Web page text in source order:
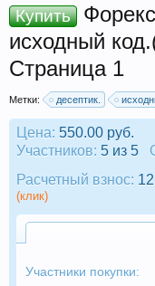
Купить
исходный
Страница 1
Метки: десептик.
Цена: 550.00 руб.
Участников: 5 из 5
Расчетный взнос:
(клик)
Участники покупки: